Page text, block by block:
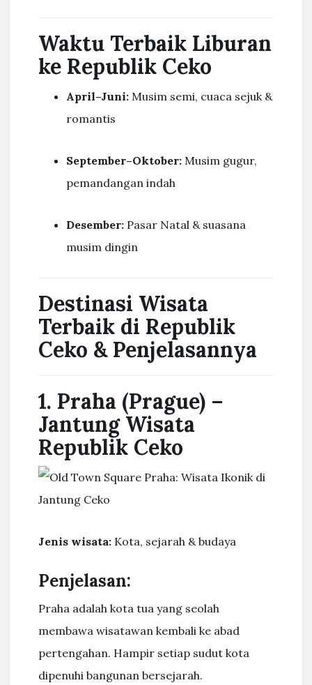
Waktu Terbaik Liburan
ke Republik Ceko
April–Juni: Musim semi, cuaca sejuk &
romantis
September–Oktober: Musim gugur,
pemandangan indah
Desember: Pasar Natal & suasana
musim dingin
Destinasi Wisata
Terbaik di Republik
Ceko & Penjelasannya
1. Praha (Prague) –
Jantung Wisata
Republik Ceko
Jenis wisata: Kota, sejarah & budaya
Penjelasan:
Praha adalah kota tua yang seolah
membawa wisatawan kembali ke abad
pertengahan. Hampir setiap sudut kota
dipenuhi bangunan bersejarah.